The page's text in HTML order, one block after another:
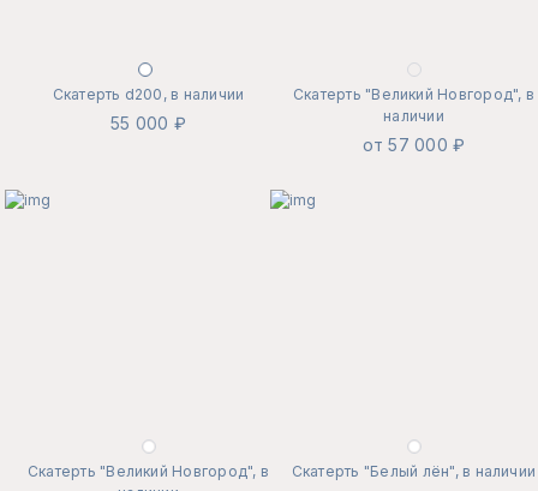
Скатерть d200, в наличии
55 000 ₽
Скатерть "Великий Новгород", в
наличии
от 57 000 ₽
Скатерть "Великий Новгород", в
Скатерть "Белый лён", в наличии